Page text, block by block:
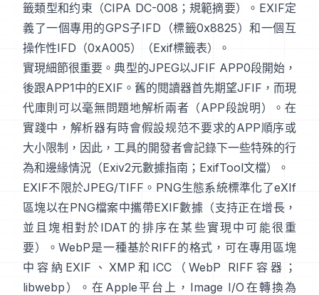
籤類型和约束（CIPA DC-008 ； 規範摘要）。EXIF定
義了一個專用的GPS子IFD（標籤0x8825）和一個互
操作性IFD（0xA005）（Exif標籤表）。
實現細節很重要。典型的JPEG以JFIF APP0段開始，
後跟APP1中的EXIF。舊的閱讀器首先期望JFIF，而現
代庫則可以毫無問題地解析兩者（APP段說明 ）。在
實踐中，解析器有時會假設规范不要求的APP順序或
大小限制，因此，工具的開發者會記錄下一些特殊的行
為和邊緣情況（Exiv2元數據指南 ； ExifTool文檔）。
EXIF不限於JPEG/TIFF。PNG生態系統標準化了eXIf
區塊以在PNG檔案中攜帶EXIF數據（支持正在增長，
並且塊相對於IDAT的排序在某些實現中可能很重
要）。WebP是一種基於RIFF的格式，可在專用區塊
中容納EXIF、XMP和ICC（WebP RIFF容器 ；
libwebp ）。在Apple平台上， Image I/O 在轉換為